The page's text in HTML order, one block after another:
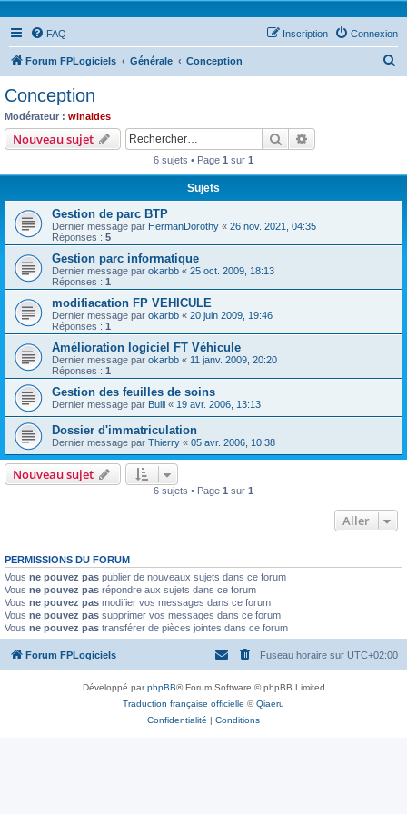
FAQ Connexion
Inscription
Forum FPLogiciels Générale Conception
Conception
Modérateur : winaides
Nouveau sujet Rechercher
6 sujets • Page 1 sur 1
Sujets
Gestion de parc BTP
Dernier message par HermanDorothy « 26 nov. 2021, 04:35
Réponses : 5
Gestion parc informatique
Dernier message par okarbb « 25 oct. 2009, 18:13
Réponses : 1
modifiacation FP VEHICULE
Dernier message par okarbb « 20 juin 2009, 19:46
Réponses : 1
Amélioration logiciel FT Véhicule
Dernier message par okarbb « 11 janv. 2009, 20:20
Réponses : 1
Gestion des feuilles de soins
Dernier message par Bulli « 19 avr. 2006, 13:13
Dossier d'immatriculation
Dernier message par Thierry « 05 avr. 2006, 10:38
Nouveau sujet
6 sujets • Page 1 sur 1
Aller
PERMISSIONS DU FORUM
Vous ne pouvez pas publier de nouveaux sujets dans ce forum
Vous ne pouvez pas répondre aux sujets dans ce forum
Vous ne pouvez pas modifier vos messages dans ce forum
Vous ne pouvez pas supprimer vos messages dans ce forum
Vous ne pouvez pas transférer de pièces jointes dans ce forum
Forum FPLogiciels Fuseau horaire sur UTC+02:00
Développé parphpBB® Forum Software © phpBB Limited
Traduction française officielle ©Qiaeru
Confidentialité | Conditions